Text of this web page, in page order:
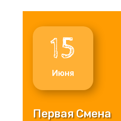
15
Июня
Первая Смена